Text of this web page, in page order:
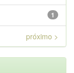
1
próximo >